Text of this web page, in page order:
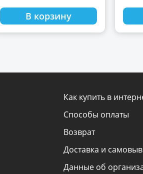
В корзину
Как купить в
Способы оплаты
Возврат
Доставка и
Данные об